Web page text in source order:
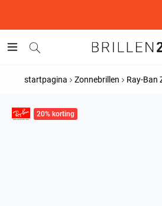
startpagina Zonnebrillen Ray-Ban
20% korting